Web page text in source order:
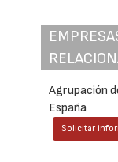
Agrupación
España
Solicitar